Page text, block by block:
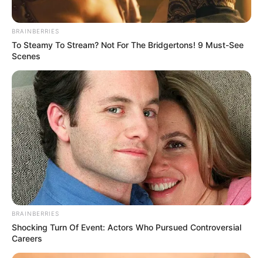
BRAINBERRIES
To Steamy To Stream? Not For The Bridgertons! 9 Must-See
Scenes
BRAINBERRIES
Shocking Turn Of Event: Actors Who Pursued Controversial
Careers